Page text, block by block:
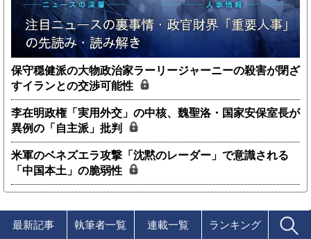
保守穏健派の大物政治家ラーリージャーニーの殺害が閉ざ
すイランとの交渉可能性
李在明政権「実用外交」の中核、魏聖洛・国家安保室長が
異例の「自主派」批判
米軍のベネズエラ攻撃「沈黙のレーダー」で意識される
「中国本土」の脆弱性
最新記事 執筆者一覧 連載一覧 ランキング